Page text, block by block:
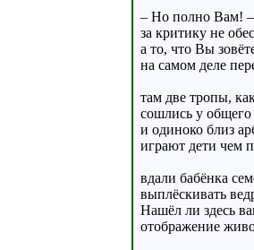
– Но полно Вам! –
за критику не
а то, что Вы
на самом деле
там две тропы,
сошлись у общего
и одиноко близ
играют дети чем
вдали бабёнка
выплёскивать
Нашёл ли здесь
отображение